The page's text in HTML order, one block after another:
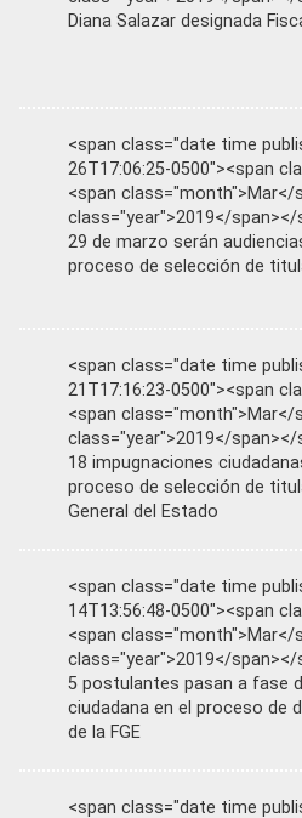
Diana Salazar designada
<span class="date time
26T17:06:25-0500"><span
<span class="month">Mar</
class="year">2019</span></
29 de marzo serán
proceso de selección de
<span class="date time
21T17:16:23-0500"><span
<span class="month">Mar</
class="year">2019</span></
18 impugnaciones
proceso de selección de
General del Estado
<span class="date time
14T13:56:48-0500"><span
<span class="month">Mar</
class="year">2019</span></
5 postulantes pasan a fase
ciudadana en el proceso de
de la FGE
<span class="date time